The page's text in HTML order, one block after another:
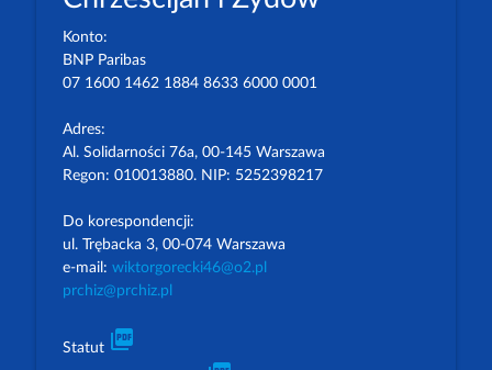
Konto:
BNP Paribas
07 1600 1462 1884 8633 6000 0001
Adres:
Al. Solidarności 76a, 00-145 Warszawa
Regon: 010013880. NIP: 5252398217
Do korespondencji:
ul. Trębacka 3, 00-074 Warszawa
e-mail: wiktorgorecki46@o2.pl
prchiz@prchiz.pl
Statut picture_as_pdf